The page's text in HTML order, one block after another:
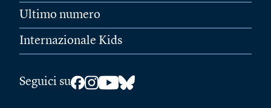
Ultimo numero
Internazionale Kids
Seguici su